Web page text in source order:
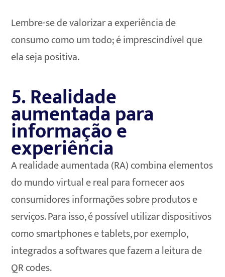
Lembre-se de valorizar a experiência de
consumo como um todo; é imprescindível que
ela seja positiva.
5. Realidade
aumentada para
informação e
experiência
A realidade aumentada (RA) combina elementos
do mundo virtual e real para fornecer aos
consumidores informações sobre produtos e
serviços. Para isso, é possível utilizar dispositivos
como smartphones e tablets, por exemplo,
integrados a softwares que fazem a leitura de
QR codes.